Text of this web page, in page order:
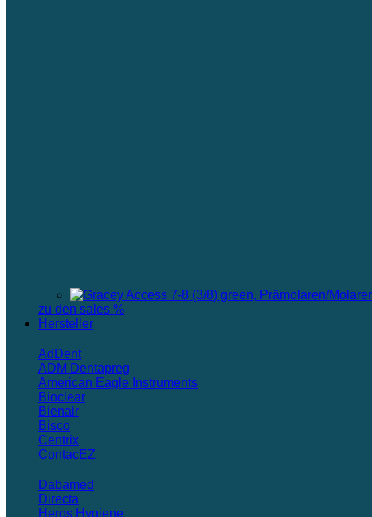
zu den sales %
Hersteller
AdDent
ADM Dentapreg
American Eagle Instruments
Bioclear
Bienair
Bisco
Centrix
ContacEZ
Dabamed
Directa
Heros Hygiene